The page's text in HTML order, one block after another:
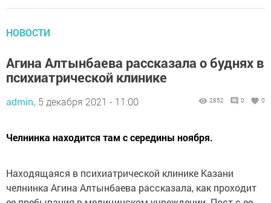
НОВОСТИ
Агина Алтынбаева рассказала о буднях в
психиатрической клинике
admin, 5 декабря 2021 - 11:00 2852 0 0
Челнинка находится там с середины ноября.
Находящаяся в психиатрической клинике Казани
челнинка Агина Алтынбаева рассказала, как проходит